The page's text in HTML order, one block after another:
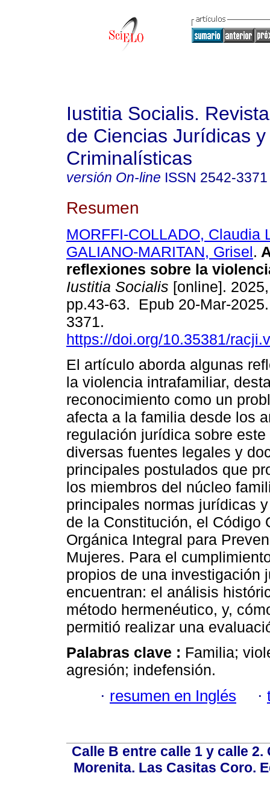
Iustitia Socialis.
de Ciencias Jurídicas y
Criminalísticas
versión On-line ISSN 2542-3371
Resumen
MORFFI-COLLADO, Claudia
GALIANO-MARITAN, Grisel.
reflexiones sobre la
Iustitia Socialis [online].
pp.43-63. Epub 20-Mar-
3371.
https://doi.org/10.35381/
El artículo aborda algunas
la violencia intrafamiliar,
reconocimiento como un
afecta a la familia desde los
regulación jurídica sobre
diversas fuentes legales y
principales postulados que
los miembros del núcleo
principales normas jurídicas
de la Constitución, el Código
Orgánica Integral para
Mujeres. Para el
propios de una investigación
encuentran: el análisis
método hermenéutico, y,
permitió realizar una
Palabras clave : Familia;
agresión; indefensión.
· resumen en Inglés ·
Calle B entre calle 1 y calle
Morenita. Las Casitas Coro.